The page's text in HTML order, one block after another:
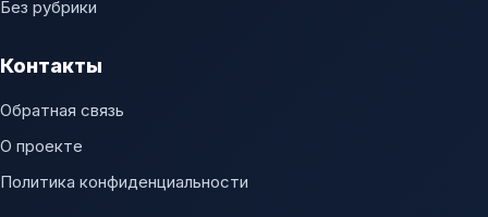
Без рубрики
Контакты
Обратная связь
О проекте
Политика конфиденциальности